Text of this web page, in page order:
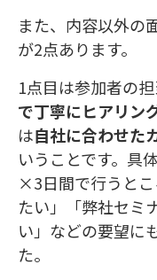
また、内容以外の
が2点あります。
1点目は参加者の
で丁寧にヒアリン
は自社に合わせた
いうことです。具
×3日間で行うと
たい」「弊社セミ
い」などの要望に
た。